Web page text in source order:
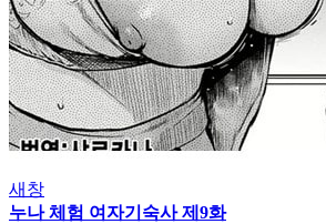
새창
누나 체험 여자기숙사 제9화